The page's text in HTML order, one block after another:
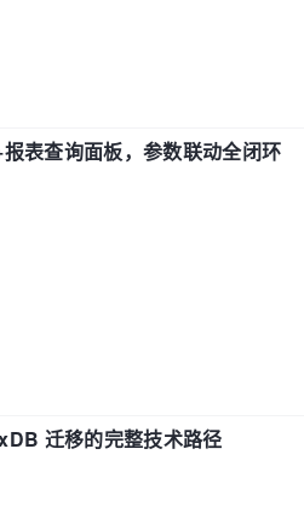
表查询面板，参数联动全闭环
迁移的完整技术路径